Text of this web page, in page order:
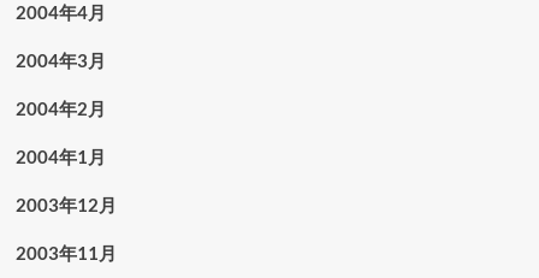
2004年4月
2004年3月
2004年2月
2004年1月
2003年12月
2003年11月